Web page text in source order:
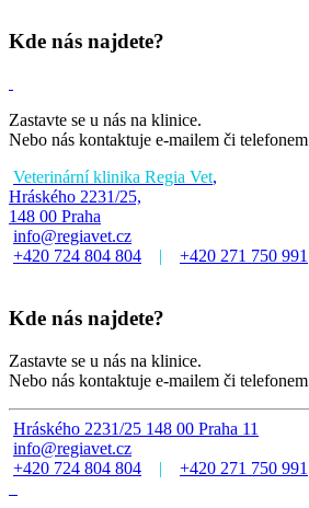
Kde nás najdete?
Zastavte se u nás na klinice.
Nebo nás kontaktuje e-mailem či telefonem
Veterinární klinika Regia Vet,
Hráského 2231/25,
148 00 Praha
info@regiavet.cz
+420 724 804 804
| +420 271 750 991
Kde nás najdete?
Zastavte se u nás na klinice.
Nebo nás kontaktuje e-mailem či telefonem
Hráského 2231/25 148 00 Praha 11
info@regiavet.cz
+420 724 804 804
| +420 271 750 991